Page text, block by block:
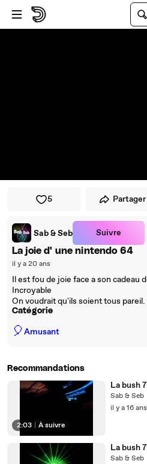
Passer au player
Passer au contenu principal
5 Partager
Sab & Seb Suivre
La joie d' une nintendo 64
il y a 20 ans
Il est fou de joie face a son cadeau
Incroyable
On voudrait qu'ils soient tous pareil.
Catégorie
🎈Amusant
Recommandations
2:03 À suivre
La bush
Sab & Seb
il y a 16 ans
La bush
Sab & Seb